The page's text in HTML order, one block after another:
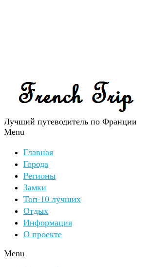
Лучший путеводитель по Франции
Menu
Главная
Города
Регионы
Замки
Топ-10 лучших
Отдых
Информация
О проекте
Menu